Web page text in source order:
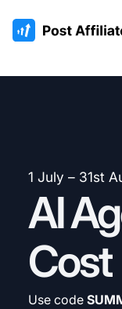
:site.title
1 July – 31st
AI
Cost
Use code